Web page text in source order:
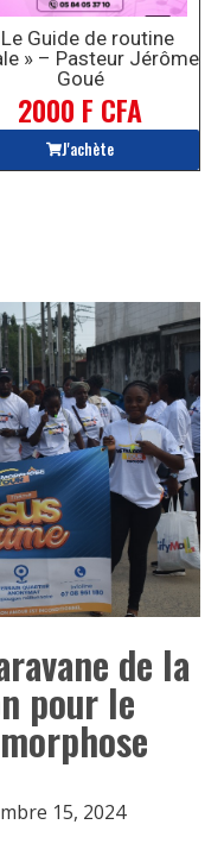
Le Guide de routine
» – Pasteur Jérôme
Goué
2000 F CFA
J'achète
de la
pour le
15, 2024